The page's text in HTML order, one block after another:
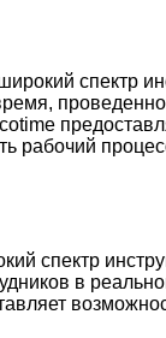
спектр
рабочий
спектр
в